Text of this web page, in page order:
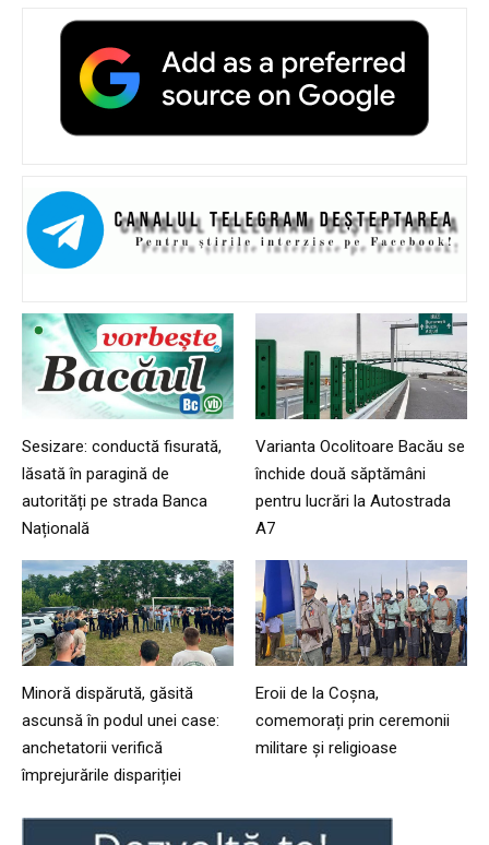
Sesizare: conductă fisurată,
lăsată în paragină de
autorități pe strada Banca
Națională
Varianta Ocolitoare Bacău se
închide două săptămâni
pentru lucrări la Autostrada
A7
Minoră dispărută, găsită
ascunsă în podul unei case:
anchetatorii verifică
împrejurările dispariției
Eroii de la Coșna,
comemorați prin ceremonii
militare și religioase